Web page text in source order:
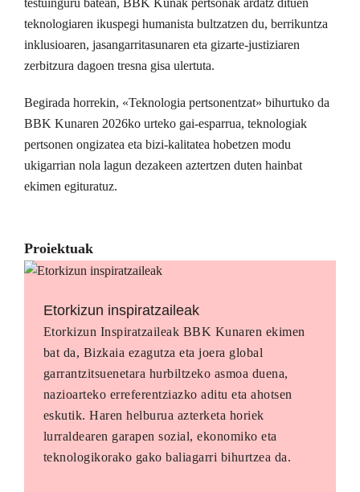
teknologiaren ikuspegi humanista bultzatzen du, berrikuntza
inklusioaren, jasangarritasunaren eta gizarte-justiziaren
zerbitzura dagoen tresna gisa ulertuta.
Begirada horrekin, «Teknologia pertsonentzat» bihurtuko da
BBK Kunaren 2026ko urteko gai-esparrua, teknologiak
pertsonen ongizatea eta bizi-kalitatea hobetzen modu
ukigarrian nola lagun dezakeen aztertzen duten hainbat
ekimen egituratuz.
Proiektuak
Etorkizun inspiratzaileak
Etorkizun Inspiratzaileak BBK Kunaren ekimen
bat da, Bizkaia ezagutza eta joera global
garrantzitsuenetara hurbiltzeko asmoa duena,
nazioarteko erreferentziazko aditu eta ahotsen
eskutik. Haren helburua azterketa horiek
lurraldearen garapen sozial, ekonomiko eta
teknologikorako gako baliagarri bihurtzea da.